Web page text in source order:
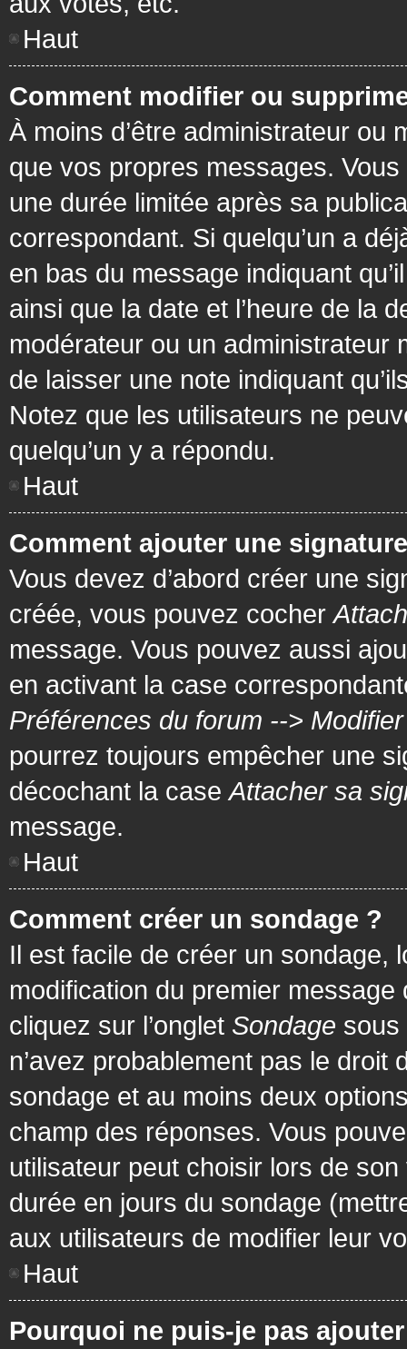
Haut
Comment modifier ou
À moins d’être administrateur ou
que vos propres messages.
une durée limitée après sa
correspondant. Si quelqu’un a
en bas du message indiquant
ainsi que la date et l’heure de la
modérateur ou un administrateur
de laisser une note indiquant
Notez que les utilisateurs ne
quelqu’un y a répondu.
Haut
Comment ajouter une
Vous devez d’abord créer une
créée, vous pouvez cocher
message. Vous pouvez aussi
en activant la case
Préférences du forum -->
pourrez toujours empêcher une
décochant la caseAttacher sa
message.
Haut
Comment créer un sondage ?
Il est facile de créer un sondage,
modification du premier
cliquez sur l’onglet Sondage sous
n’avez probablement pas le
sondage et au moins deux
champ des réponses. Vous
utilisateur peut choisir lors de
durée en jours du sondage
aux utilisateurs de modifier leur
Haut
Pourquoi ne puis-je pas